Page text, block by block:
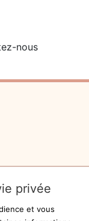
nous
privée
et vous